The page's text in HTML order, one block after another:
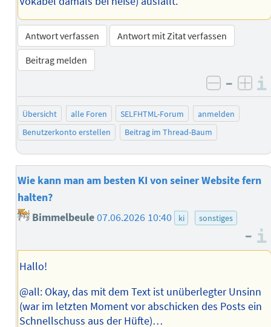
Antwort verfassen
Antwort mit Zitat verfassen
Beitrag melden
negativ
–
Übersicht alle Foren SELFHTML-Forum
anmelden
Benutzerkonto erstellen
Beitrag im Thread-Baum
Wie kann man am besten KI von seiner Website fern
halten?
Bimmelbeule07.06.2026 10:40 ki sonstiges
–
Hallo!
@all: Okay, das mit dem Text ist unüberlegter Unsinn
(war im letzten Moment vor abschicken des Posts ein
Schnellschuss aus der Hüfte)…